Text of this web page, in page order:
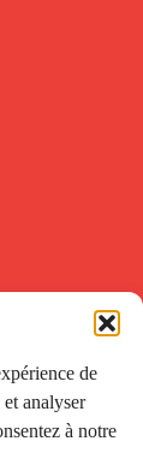
de
analyser
à notre